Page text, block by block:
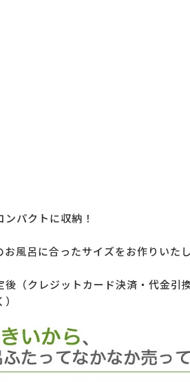
パクトに収納！
風呂に合ったサイズをお作りいたし
（クレジットカード決済・代金引